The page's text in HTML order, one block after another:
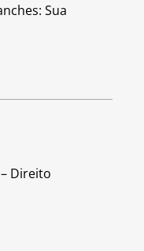
Sua
Direito